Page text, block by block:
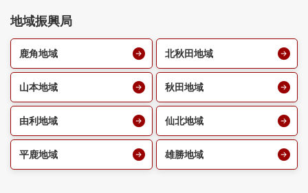
地域振興局
鹿角地域 北秋田地域
山本地域 秋田地域
由利地域 仙北地域
平鹿地域 雄勝地域